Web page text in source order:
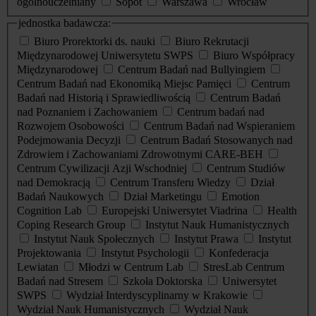
jednostka badawcza:
Biuro Prorektorki ds. nauki
Biuro Rekrutacji
Międzynarodowej Uniwersytetu SWPS
Biuro Współpracy
Międzynarodowej
Centrum Badań nad Bullyingiem
Centrum Badań nad Ekonomiką Miejsc Pamięci
Centrum
Badań nad Historią i Sprawiedliwością
Centrum Badań
nad Poznaniem i Zachowaniem
Centrum badań nad
Rozwojem Osobowości
Centrum Badań nad Wspieraniem
Podejmowania Decyzji
Centrum Badań Stosowanych nad
Zdrowiem i Zachowaniami Zdrowotnymi CARE-BEH
Centrum Cywilizacji Azji Wschodniej
Centrum Studiów
nad Demokracją
Centrum Transferu Wiedzy
Dział
Badań Naukowych
Dział Marketingu
Emotion
Cognition Lab
Europejski Uniwersytet Viadrina
Health
Coping Research Group
Instytut Nauk Humanistycznych
Instytut Nauk Społecznych
Instytut Prawa
Instytut
Projektowania
Instytut Psychologii
Konfederacja
Lewiatan
Młodzi w Centrum Lab
StresLab Centrum
Badań nad Stresem
Szkoła Doktorska
Uniwersytet
SWPS
Wydział Interdyscyplinarny w Krakowie
Wydział Nauk Humanistycznych
Wydział Nauk